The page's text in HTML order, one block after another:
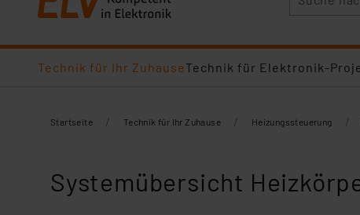
Technik für Ihr ZuhauseTechnik für Elektronik-
Startseite / Technik für Ihr Zuhause / Heizungssteuerung /
Systemübersicht